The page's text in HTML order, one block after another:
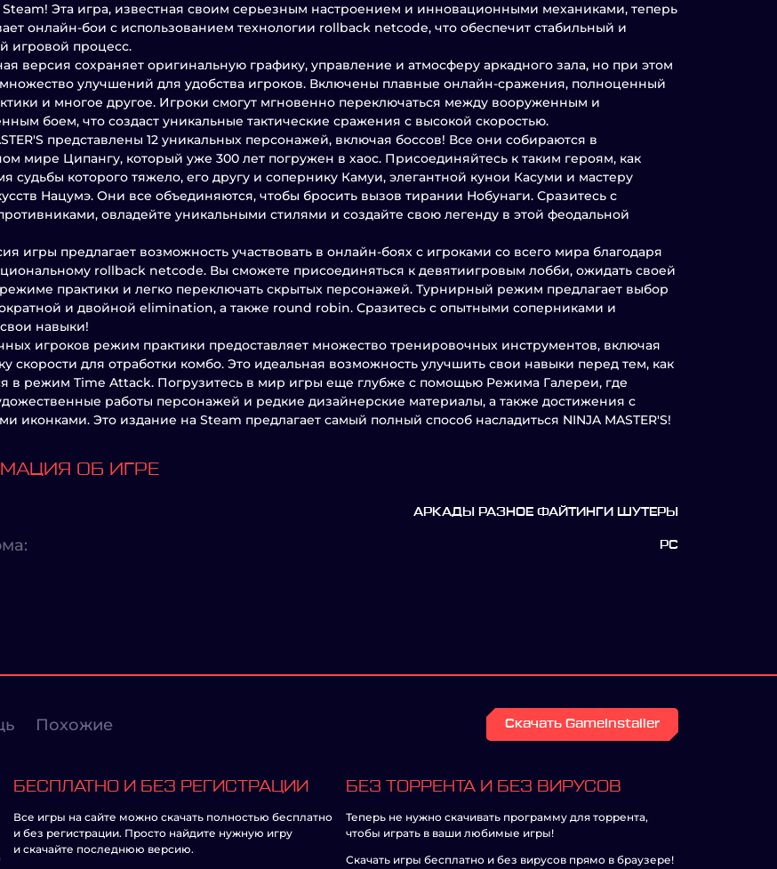
Эта игра, известная своим серьезным настроением и инновационными механиками, теперь
онлайн-бои с использованием технологии rollback netcode, что обеспечит стабильный и
игровой процесс.
версия сохраняет оригинальную графику, управление и атмосферу аркадного зала, но при этом
улучшений для удобства игроков. Включены плавные онлайн-сражения, полноценный
и многое другое. Игроки смогут мгновенно переключаться между вооруженным и
боем, что создаст уникальные тактические сражения с высокой скоростью.
представлены 12 уникальных персонажей, включая боссов! Все они собираются в
мире Ципангу, который уже 300 лет погружен в хаос. Присоединяйтесь к таким героям, как
судьбы которого тяжело, его другу и сопернику Камуи, элегантной кунoи Касуми и мастеру
Нацумэ. Они все объединяются, чтобы бросить вызов тирании Нобунаги. Сразитесь с
овладейте уникальными стилями и создайте свою легенду в этой феодальной
игры предлагает возможность участвовать в онлайн-боях с игроками со всего мира благодаря
rollback netcode. Вы сможете присоединяться к девятиигровым лобби, ожидать своей
практики и легко переключать скрытых персонажей. Турнирный режим предлагает выбор
и двойной elimination, а также round robin. Сразитесь с опытными соперниками и
навыки!
игроков режим практики предоставляет множество тренировочных инструментов, включая
скорости для отработки комбо. Это идеальная возможность улучшить свои навыки перед тем, как
в режим Time Attack. Погрузитесь в мир игры еще глубже с помощью Режима Галереи, где
работы персонажей и редкие дизайнерские материалы, а также достижения с
иконками. Это издание на Steam предлагает самый полный способ насладиться NINJA MASTER'S!
ОБ ИГРЕ
АРКАДЫ РАЗНОЕ ФАЙТИНГИ ШУТЕРЫ
PC
Похожие Скачать GameInstaller
БЕСПЛАТНО И БЕЗ РЕГИСТРАЦИИ
Все игры на сайте можно скачать полностью бесплатно
и без регистрации. Просто найдите нужную игру
и скачайте последнюю версию.
БЕЗ ТОРРЕНТА И БЕЗ ВИРУСОВ
Теперь не нужно скачивать программу для торрента,
чтобы играть в ваши любимые игры!
Скачать игры бесплатно и без вирусов прямо в браузере!